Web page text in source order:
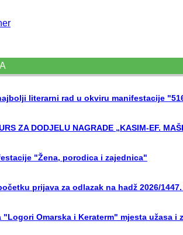
literarni rad u okviru manifestacije
ZA DODJELU NAGRADE „KASIM-EF.
"Žena, porodica i zajednica"
prijava za odlazak na hadž 2026/
"Logori Omarska i Keraterm" mjesta užasa i